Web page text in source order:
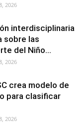
2026
interdisciplinaria
sobre las
del Niño...
2026
crea modelo de
para clasificar
2026